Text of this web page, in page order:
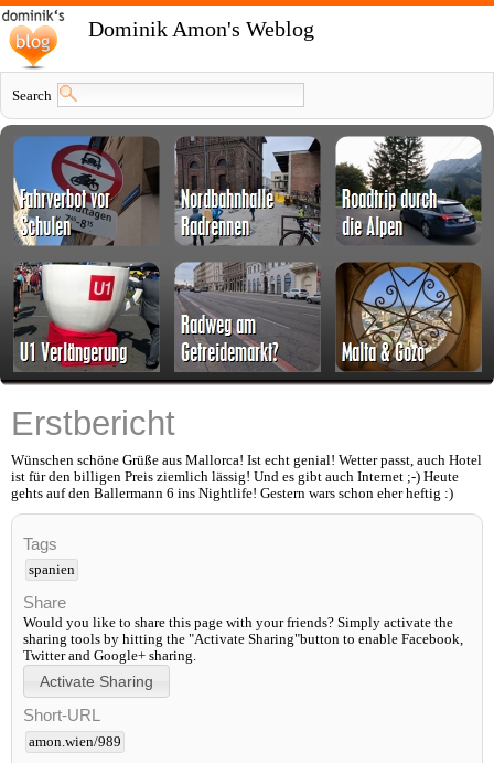
Dominik Amon's Weblog
Search
Erstbericht
Wünschen schöne Grüße aus Mallorca! Ist echt genial! Wetter passt, auch Hotel
ist für den billigen Preis ziemlich lässig! Und es gibt auch Internet ;-) Heute
gehts auf den Ballermann 6 ins Nightlife! Gestern wars schon eher heftig :)
Tags
spanien
Share
Would you like to share this page with your friends? Simply activate the
sharing tools by hitting the "Activate Sharing"button to enable Facebook,
Twitter and Google+ sharing.
Short-URL
amon.wien/989